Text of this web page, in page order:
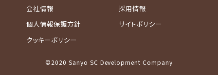
会社情報
個人情報保護方針
クッキーポリシー
採用情報
サイトポリシー
©2020 Sanyo SC Development Company